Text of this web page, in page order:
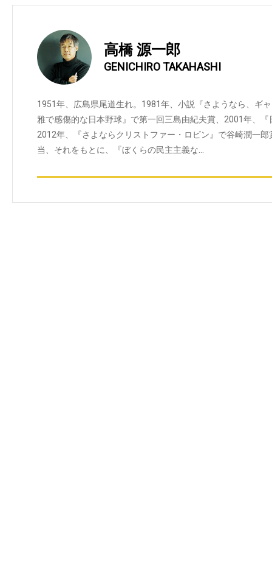
高橋 源一郎
GENICHIRO TAKAHASHI
1951年、広島県尾道生れ。1981年、小説『さようなら、ギ
雅で感傷的な日本野球』で第一回三島由紀夫賞、2001年、
2012年、『さよならクリストファー・ロビン』で谷崎潤一
当、それをもとに、『ぼくらの民主主義な…